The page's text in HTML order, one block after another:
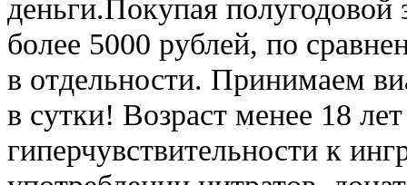
деньги.Покупая полугодовой
более 5000 рублей, по
в отдельности. Принимаем
в сутки! Возраст менее 18
гиперчувствительности к